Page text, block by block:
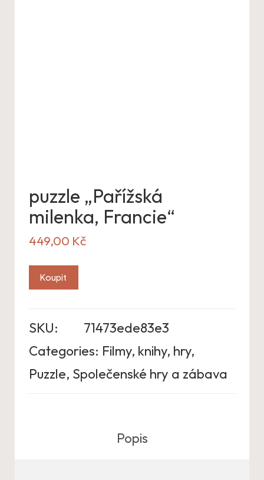
puzzle „Pařížská
milenka, Francie“
449,00 Kč
Koupit
SKU:
71473ede83e3
Categories: Filmy, knihy, hry,
Puzzle, Společenské hry a zábava
Popis